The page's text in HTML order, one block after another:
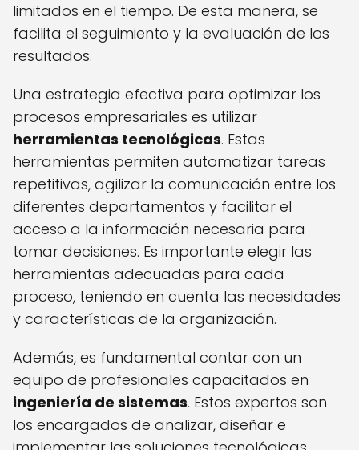
limitados en el tiempo. De esta manera, se
facilita el seguimiento y la evaluación de los
resultados.
Una estrategia efectiva para optimizar los
procesos empresariales es utilizar
herramientas tecnológicas. Estas
herramientas permiten automatizar tareas
repetitivas, agilizar la comunicación entre los
diferentes departamentos y facilitar el
acceso a la información necesaria para
tomar decisiones. Es importante elegir las
herramientas adecuadas para cada
proceso, teniendo en cuenta las necesidades
y características de la organización.
Además, es fundamental contar con un
equipo de profesionales capacitados en
ingeniería de sistemas. Estos expertos son
los encargados de analizar, diseñar e